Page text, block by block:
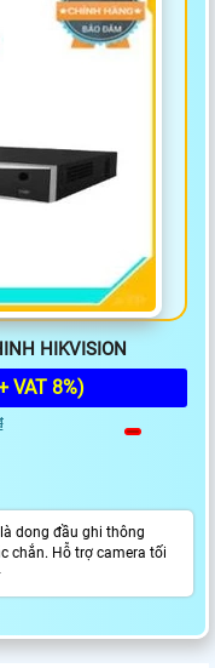
HIKVISION
VAT 8%)
dong đầu ghi thông
chắn. Hỗ trợ camera tối